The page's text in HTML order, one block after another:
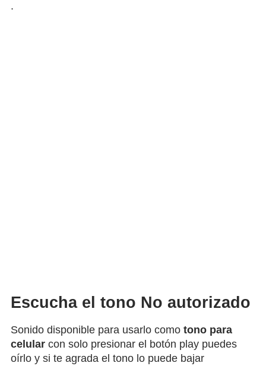
.
Escucha el tono No autorizado
Sonido disponible para usarlo como tono para
celular con solo presionar el botón play puedes
oírlo y si te agrada el tono lo puede bajar